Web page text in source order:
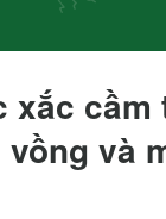
cầm
và